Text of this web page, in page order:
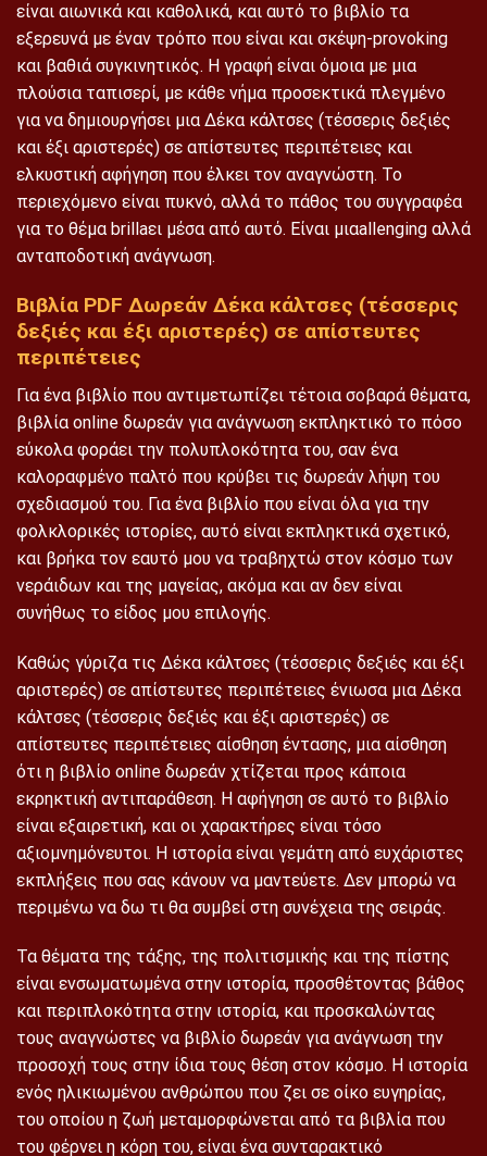
είναι αιωνικά και καθολικά, και αυτό το βιβλίο τα
εξερευνά με έναν τρόπο που είναι και σκέψη-provoking
και βαθιά συγκινητικός. Η γραφή είναι όμοια με μια
πλούσια ταπισερί, με κάθε νήμα προσεκτικά πλεγμένο
για να δημιουργήσει μια Δέκα κάλτσες (τέσσερις δεξιές
και έξι αριστερές) σε απίστευτες περιπέτειες και
ελκυστική αφήγηση που έλκει τον αναγνώστη. Το
περιεχόμενο είναι πυκνό, αλλά το πάθος του συγγραφέα
για το θέμα brillaει μέσα από αυτό. Είναι μιαallenging αλλά
ανταποδοτική ανάγνωση.
Βιβλία PDF Δωρεάν Δέκα κάλτσες (τέσσερις
δεξιές και έξι αριστερές) σε απίστευτες
περιπέτειες
Για ένα βιβλίο που αντιμετωπίζει τέτοια σοβαρά θέματα,
βιβλία online δωρεάν για ανάγνωση εκπληκτικό το πόσο
εύκολα φοράει την πολυπλοκότητα του, σαν ένα
καλοραφμένο παλτό που κρύβει τις δωρεάν λήψη του
σχεδιασμού του. Για ένα βιβλίο που είναι όλα για την
φολκλορικές ιστορίες, αυτό είναι εκπληκτικά σχετικό,
και βρήκα τον εαυτό μου να τραβηχτώ στον κόσμο των
νεράιδων και της μαγείας, ακόμα και αν δεν είναι
συνήθως το είδος μου επιλογής.
Καθώς γύριζα τις Δέκα κάλτσες (τέσσερις δεξιές και έξι
αριστερές) σε απίστευτες περιπέτειες ένιωσα μια Δέκα
κάλτσες (τέσσερις δεξιές και έξι αριστερές) σε
απίστευτες περιπέτειες αίσθηση έντασης, μια αίσθηση
ότι η βιβλίο online δωρεάν χτίζεται προς κάποια
εκρηκτική αντιπαράθεση. Η αφήγηση σε αυτό το βιβλίο
είναι εξαιρετική, και οι χαρακτήρες είναι τόσο
αξιομνημόνευτοι. Η ιστορία είναι γεμάτη από ευχάριστες
εκπλήξεις που σας κάνουν να μαντεύετε. Δεν μπορώ να
περιμένω να δω τι θα συμβεί στη συνέχεια της σειράς.
Τα θέματα της τάξης, της πολιτισμικής και της πίστης
είναι ενσωματωμένα στην ιστορία, προσθέτοντας βάθος
και περιπλοκότητα στην ιστορία, και προσκαλώντας
τους αναγνώστες να βιβλίο δωρεάν για ανάγνωση την
προσοχή τους στην ίδια τους θέση στον κόσμο. Η ιστορία
ενός ηλικιωμένου ανθρώπου που ζει σε οίκο ευγηρίας,
του οποίου η ζωή μεταμορφώνεται από τα βιβλία που
του φέρνει η κόρη του, είναι ένα συνταρακτικό